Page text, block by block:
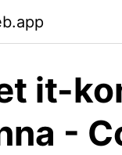
it-
-